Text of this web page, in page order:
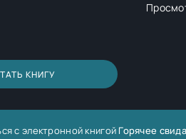
КНИГУ
с электронной книгой Горячее